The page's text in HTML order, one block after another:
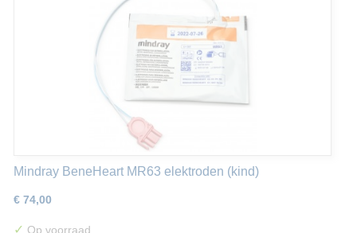
Mindray BeneHeart MR63 elektroden (kind)
€ 74,00
✓ Op voorraad